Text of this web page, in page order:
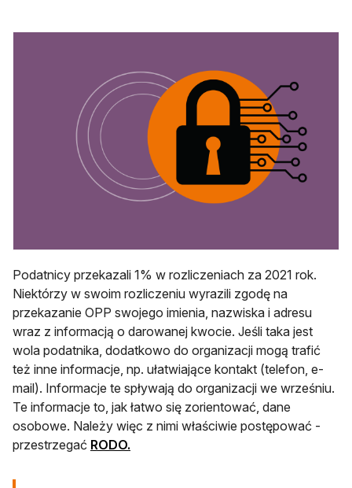
Podatnicy przekazali 1% w rozliczeniach za 2021 rok.
Niektórzy w swoim rozliczeniu wyrazili zgodę na
przekazanie OPP swojego imienia, nazwiska i adresu
wraz z informacją o darowanej kwocie. Jeśli taka jest
wola podatnika, dodatkowo do organizacji mogą trafić
też inne informacje, np. ułatwiające kontakt (telefon, e-
mail). Informacje te spływają do organizacji we wrześniu.
Te informacje to, jak łatwo się zorientować, dane
osobowe. Należy więc z nimi właściwie postępować -
przestrzegać RODO.